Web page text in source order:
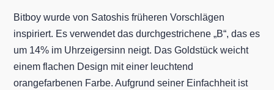
Bitboy wurde von Satoshis früheren Vorschlägen
inspiriert. Es verwendet das durchgestrichene „B“, das es
um 14% im Uhrzeigersinn neigt. Das Goldstück weicht
einem flachen Design mit einer leuchtend
orangefarbenen Farbe. Aufgrund seiner Einfachheit ist